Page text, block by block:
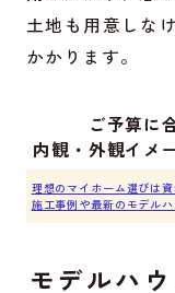
土地も用意しな
かかります。
ご予算に
内観・外観イメ
理想のマイホーム選びは
施工事例や最新のモデル
モデルハ